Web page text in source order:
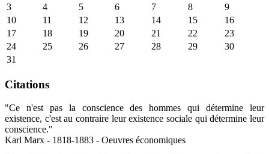
3
4 5 6 7 8
9
10
11 12 13 14 15
16
17
18 19 20 21 22
23
24
25 26 27 28 29
30
31
Citations
"Ce n'est pas la conscience des hommes qui détermine leur
existence, c'est au contraire leur existence sociale qui détermine leur
conscience."
Karl Marx - 1818-1883 - Oeuvres économiques